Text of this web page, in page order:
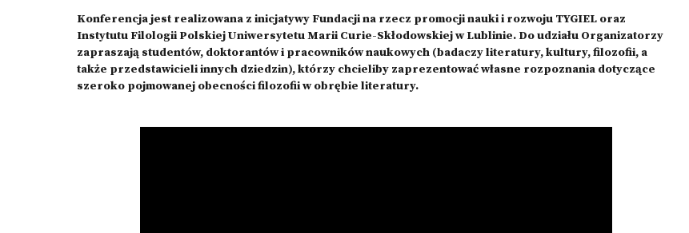
Konferencjajest realizowana z inicjatywy Fundacji na rzecz promocji nauki i rozwoju TYGIEL oraz
Instytutu Filologii Polskiej Uniwersytetu Marii Curie-Skłodowskiej w Lublinie. Do udziału Organizatorzy
zapraszają studentów, doktorantów i pracowników naukowych (badaczy literatury, kultury, filozofii, a
także przedstawicieli innych dziedzin), którzy chcieliby zaprezentować własne rozpoznania dotyczące
szeroko pojmowanej obecności filozofii w obrębie literatury.